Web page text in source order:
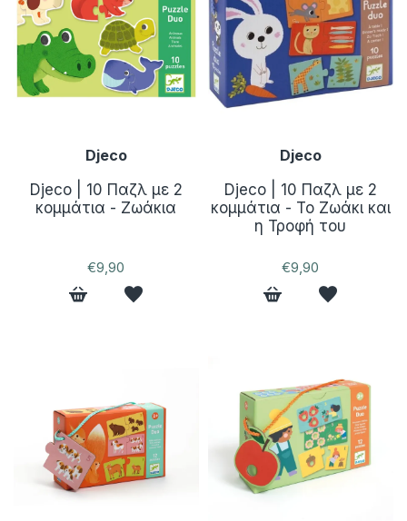
Djeco
Djeco | 10 Παζλ με 2
κομμάτια - Ζωάκια
€9,90
Djeco
Djeco | 10 Παζλ με 2
κομμάτια - Το Ζωάκι και
η Τροφή του
€9,90